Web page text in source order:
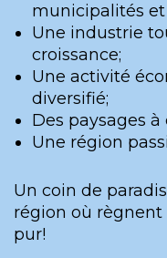
municipalités
Une industrie
croissance;
Une activité
diversifié;
Des paysages
Une région
Un coin de
région où règnent
pur!